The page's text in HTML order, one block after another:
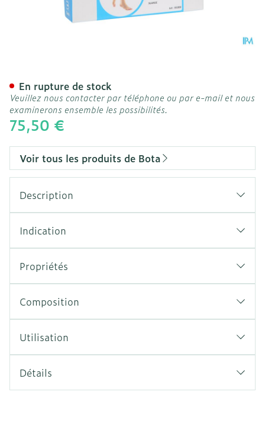
75,50 €
En rupture de stock
Veuillez nous contacter par téléphone ou par e-mail et nous
examinerons ensemble les possibilités.
Voir tous les produits de Bota
Description
Indication
Propriétés
Composition
Utilisation
Détails